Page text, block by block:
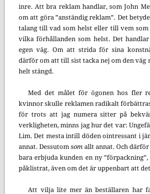
inre. Att bra reklam handlar, som John
om att göra ”anständig reklam”. Det
talang till vad som helst eller till vem
vilka förhållanden som helst. Det
egen väg. Om att strida för sina
därför om att till sist tacka nej om den väg
helt stängd.
Med det målet för ögonen hos fler
kvinnor skulle reklamen radikalt
för trots att jag numera sitter på
verkligheten, minns jag hur det var:
Lim. Det mesta intill döden ointressant i
annat. Dessutom som allt annat. Och
bara erbjuda kunden en ny
påklistrat, även om det är uppenbart att
Att vilja lite mer än beställaren har